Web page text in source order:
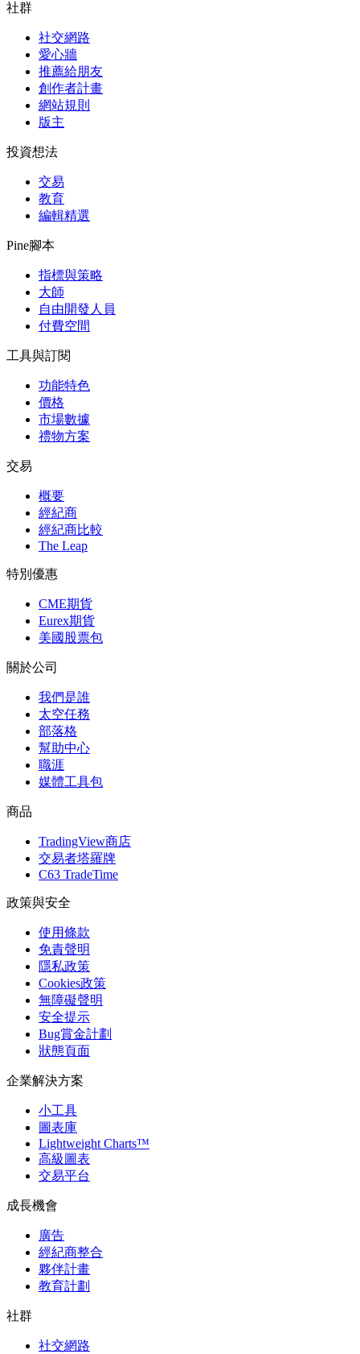
社群
社交網路
愛心牆
推薦給朋友
創作者計畫
網站規則
版主
投資想法
交易
教育
編輯精選
Pine腳本
指標與策略
大師
自由開發人員
付費空間
工具與訂閱
功能特色
價格
市場數據
禮物方案
交易
概要
經紀商
經紀商比較
The Leap
特別優惠
CME期貨
Eurex期貨
美國股票包
關於公司
我們是誰
太空任務
部落格
幫助中心
職涯
媒體工具包
商品
TradingView商店
交易者塔羅牌
C63 TradeTime
政策與安全
使用條款
免責聲明
隱私政策
Cookies政策
無障礙聲明
安全提示
Bug賞金計劃
狀態頁面
企業解決方案
小工具
圖表庫
Lightweight Charts™
高級圖表
交易平台
成長機會
廣告
經紀商整合
夥伴計畫
教育計劃
社群
社交網路